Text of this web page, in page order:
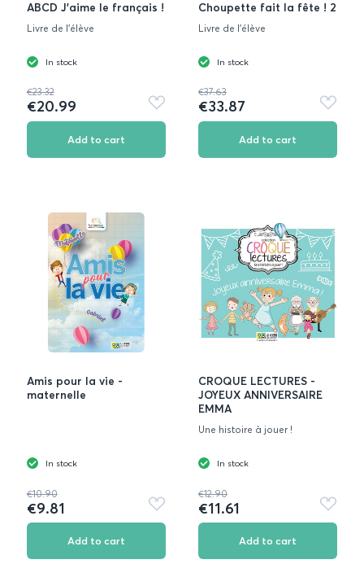
ABCD J’aime le français !
Livre de l'élève
In stock
€23.32
€20.99
Add
to
Add to cart
Choupette fait la fête ! 2
Livre de l'élève
In stock
€37.63
€33.87
Add
to
Add to cart
Amis pour la vie -
maternelle
In stock
€10.90
€9.81
Add
to
Add to cart
CROQUE LECTURES -
JOYEUX ANNIVERSAIRE
EMMA
Une histoire à jouer !
In stock
€12.90
€11.61
Add
to
Add to cart